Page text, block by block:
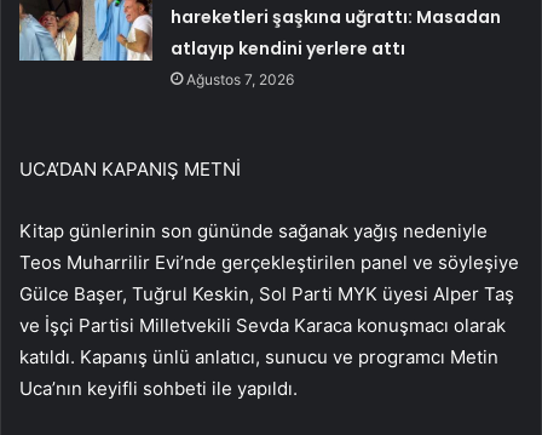
hareketleri şaşkına uğrattı: Masadan
atlayıp kendini yerlere attı
Ağustos 7, 2026
UCA’DAN KAPANIŞ METNİ
Kitap günlerinin son gününde sağanak yağış nedeniyle
Teos Muharrilir Evi’nde gerçekleştirilen panel ve söyleşiye
Gülce Başer, Tuğrul Keskin, Sol Parti MYK üyesi Alper Taş
ve İşçi Partisi Milletvekili Sevda Karaca konuşmacı olarak
katıldı. Kapanış ünlü anlatıcı, sunucu ve programcı Metin
Uca’nın keyifli sohbeti ile yapıldı.